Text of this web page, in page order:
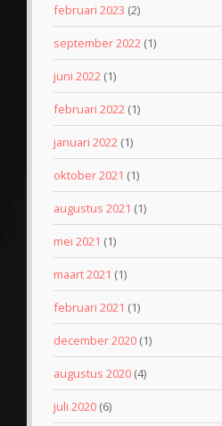
februari 2023 (2)
september 2022 (1)
juni 2022 (1)
februari 2022 (1)
januari 2022 (1)
oktober 2021 (1)
augustus 2021 (1)
mei 2021 (1)
maart 2021 (1)
februari 2021 (1)
december 2020 (1)
augustus 2020 (4)
juli 2020 (6)